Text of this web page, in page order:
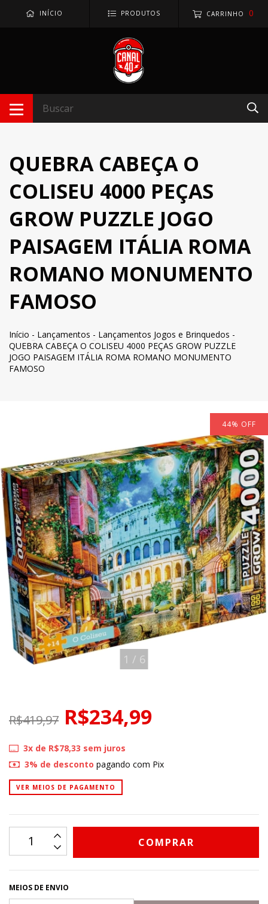
INÍCIO PRODUTOS CARRINHO 0
QUEBRA CABEÇA O
COLISEU 4000 PEÇAS
GROW PUZZLE JOGO
PAISAGEM ITÁLIA ROMA
ROMANO MONUMENTO
FAMOSO
Início - Lançamentos - Lançamentos Jogos e Brinquedos -
QUEBRA CABEÇA O COLISEU 4000 PEÇAS GROW PUZZLE
JOGO PAISAGEM ITÁLIA ROMA ROMANO MONUMENTO
FAMOSO
44% OFF
1 / 6
R$419,97 R$234,99
3x de R$78,33 sem juros
3% de desconto pagando com Pix
VER MEIOS DE PAGAMENTO
MEIOS DE ENVIO